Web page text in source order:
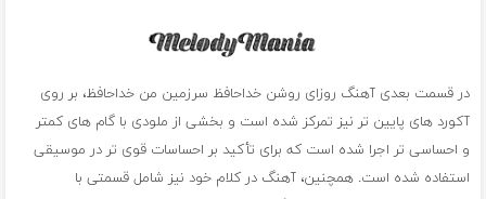
در قسمت بعدی آهنگ روزای روشن خداحافظ سرزمین من خداحافظ، بر روی
آکورد های پایین تر نیز تمرکز شده است و بخشی از ملودی با گام های کمتر
و احساسی تر اجرا شده است که برای تأکید بر احساسات قوی تر در موسیقی
استفاده شده است. همچنین، آهنگ در کلام خود نیز شامل قسمتی با